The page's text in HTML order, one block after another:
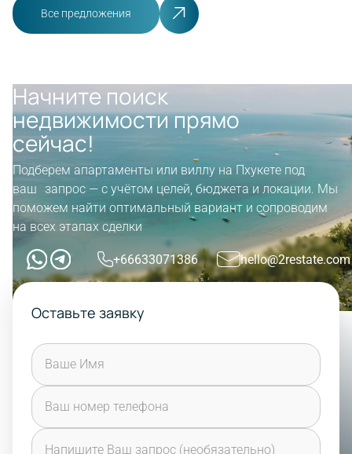
Все предложения
Начните поиск
недвижимости прямо
сейчас!
Подберем апартаменты или виллу на Пхукете под
ваш запрос — с учётом целей, бюджета и локации. Мы
поможем найти оптимальный вариант и сопроводим
на всех этапах сделки
+66633071386 hello@2restate.com
Оставьте заявку